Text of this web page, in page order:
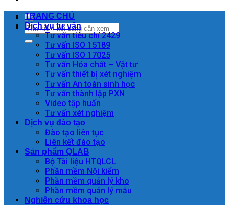
TRANG CHỦ
Dịch vụ tư vấn
Tư vấn tiêu chí 2429
Tư vấn ISO 15189
Tư vấn ISO 17025
Tư vấn Hóa chất – Vật tư
Tư vấn thiết bị xét nghiệm
Tư vấn An toàn sinh học
Tư vấn thành lập PXN
Video tập huấn
Tư vấn xét nghiệm
Dịch vụ đào tạo
Đào tạo liên tục
Liên kết đào tạo
Sản phẩm QLAB
Bộ Tài liệu HTQLCL
Phần mềm Nội kiểm
Phần mềm quản lý kho
Phần mềm quản lý mẫu
Nghiên cứu khoa học